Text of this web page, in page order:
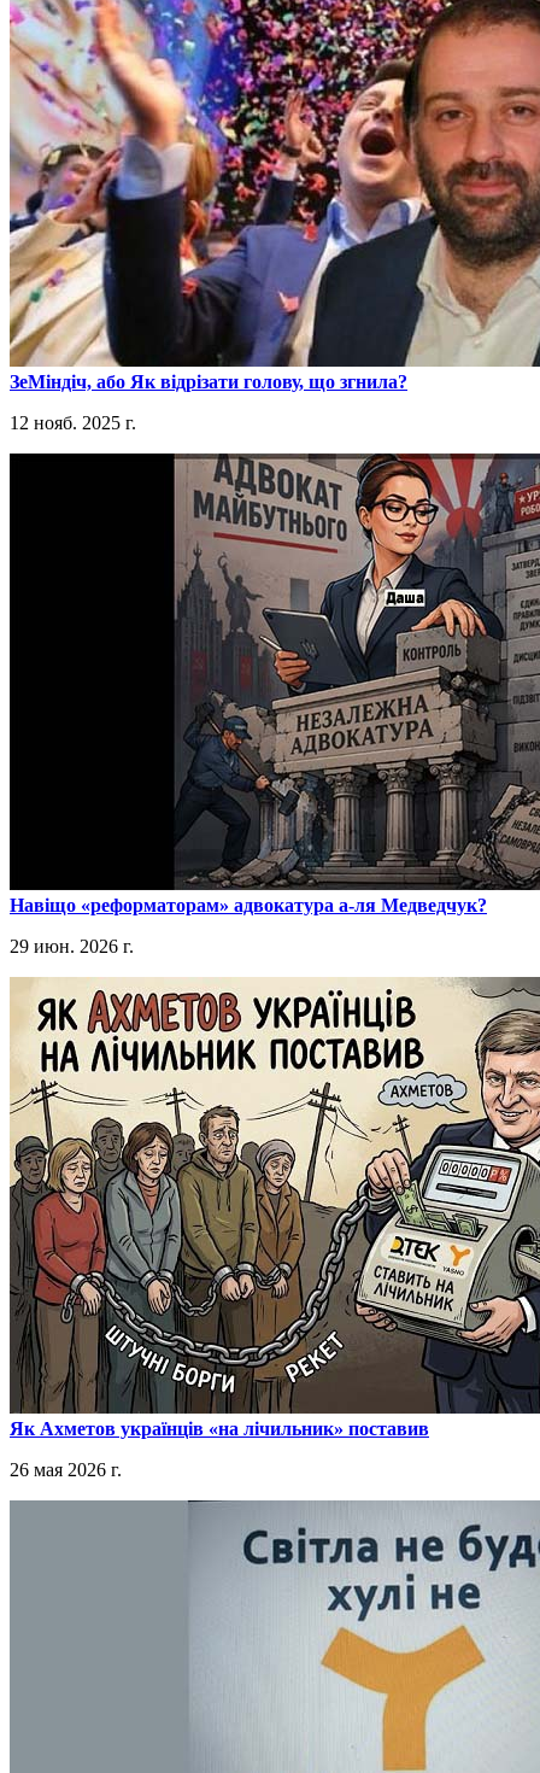
​ЗеМіндіч, або Як відрізати голову, що згнила?
12 нояб. 2025 г.
​Навіщо «реформаторам» адвокатура а-ля Медведчук?
29 июн. 2026 г.
​Як Ахметов українців «на лічильник» поставив
26 мая 2026 г.